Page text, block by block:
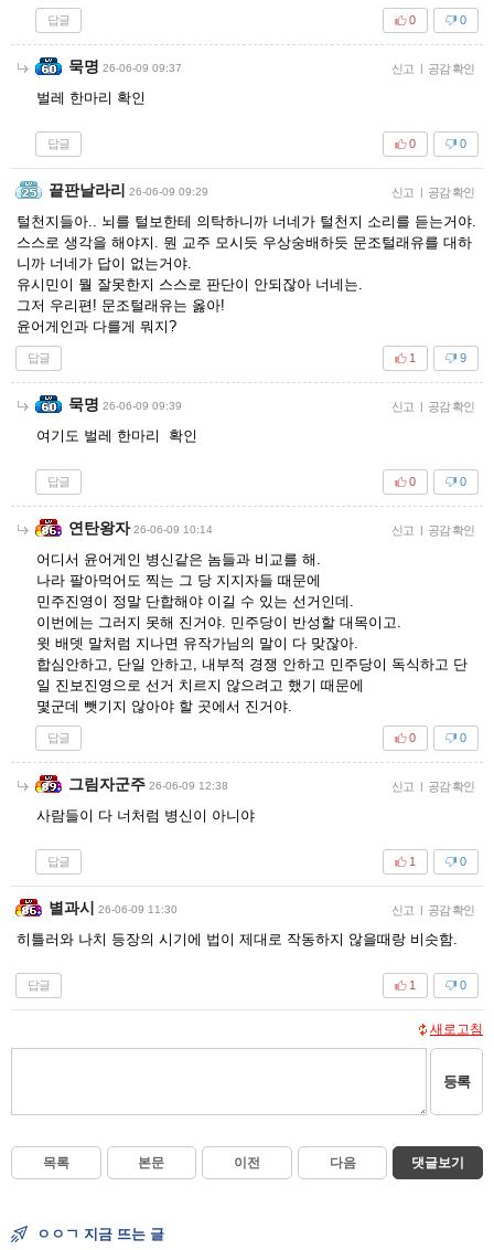
답글 0
0
묵명 26-06-09 09:37 신고 | 공감 확인
벌레 한마리 확인
답글 0
0
끝판날라리 26-06-09 09:29 신고 | 공감 확인
털천지들아.. 뇌를 털보한테 의탁하니까 너네가 털천지 소리를 듣는거야.
스스로 생각을 해야지. 뭔 교주 모시듯 우상숭배하듯 문조털래유를 대하
니까 너네가 답이 없는거야.
유시민이 뭘 잘못한지 스스로 판단이 안되잖아 너네는.
그저 우리편! 문조털래유는 옳아!
윤어게인과 다를게 뭐지?
답글 9
1
묵명 26-06-09 09:39 신고 | 공감 확인
여기도 벌레 한마리 확인
답글 0
0
연탄왕자 26-06-09 10:14 신고 | 공감 확인
어디서 윤어게인 병신같은 놈들과 비교를 해.
나라 팔아먹어도 찍는 그 당 지지자들 때문에
민주진영이 정말 단합해야 이길 수 있는 선거인데.
이번에는 그러지 못해 진거야. 민주당이 반성할 대목이고.
윗 배뎃 말처럼 지나면 유작가님의 말이 다 맞잖아.
합심안하고, 단일 안하고, 내부적 경쟁 안하고 민주당이 독식하고 단
일 진보진영으로 선거 치르지 않으려고 했기 때문에
몇군데 뺏기지 않아야 할 곳에서 진거야.
답글 0
0
그림자군주 26-06-09 12:38 신고 | 공감 확인
사람들이 다 너처럼 병신이 아니야
답글 0
1
별과시 26-06-09 11:30 신고 | 공감 확인
히틀러와 나치 등장의 시기에 법이 제대로 작동하지 않을때랑 비슷함.
답글 0
1
새로고침
등록
목록 본문 이전 다음 댓글보기
ㅇㅇㄱ 지금 뜨는 글